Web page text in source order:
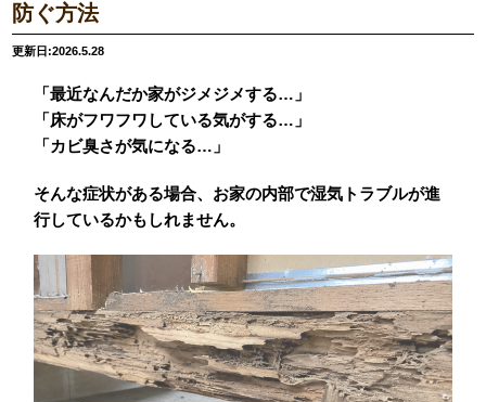
防ぐ方法
更新日:2026.5.28
「最近なんだか家がジメジメする…」
「床がフワフワしている気がする…」
「カビ臭さが気になる…」
そんな症状がある場合、お家の内部で湿気トラブルが進
行しているかもしれません。